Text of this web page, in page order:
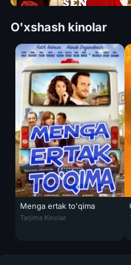
O'xshash kinolar
Menga ertak to'qima
Menga ertak to'qima Turk
Tarjima Kinolar